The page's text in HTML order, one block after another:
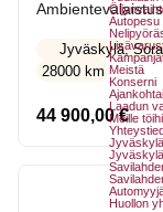
Autopesu
Meistä
Konserni
Laadun
Meille
Huollon
Jyväskylä,
28000 km
44 900,00€